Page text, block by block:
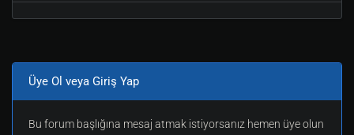
Üye Ol veya Giriş Yap
Bu forum başlığına mesaj atmak istiyorsanız hemen üye olun